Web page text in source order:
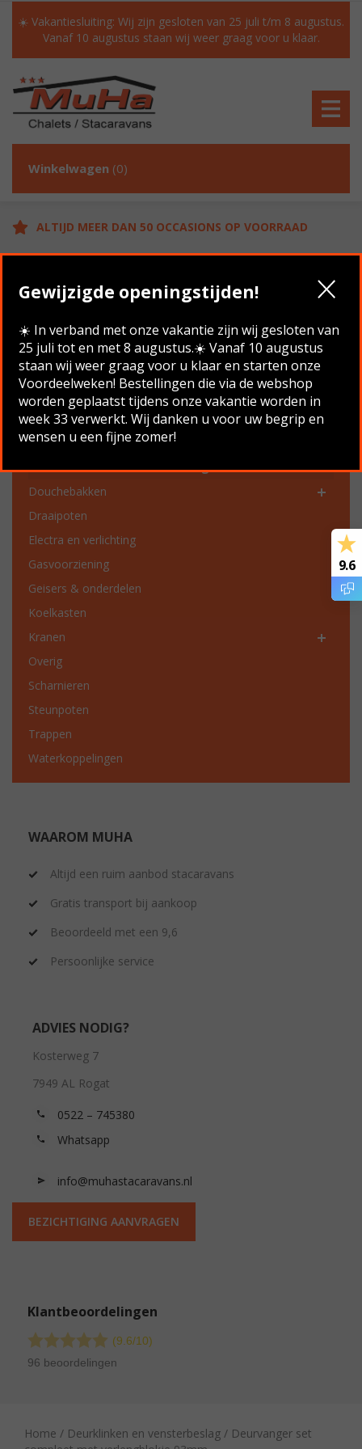
☀️ Vakantiesluiting: Wij zijn gesloten van 25 juli t/m 8 augustus.
Vanaf 10 augustus staan wij weer graag voor u klaar.
Winkelwagen (0)
ALTIJD MEER DAN 50 OCCASIONS OP VOORRAAD
GRATIS TRANSPORT IN NL BIJ AANKOOP
KLANTEN BEOORDELEN ONS MET EEN 9.6/10
Productcategorieën
Chassis onderdelen
Dakgoten en dakgoot onderdelen
Dakluiken en ventilatie
Deurklinken en vensterbeslag
Douchebakken
Draaipoten
Electra en verlichting
Gasvoorziening
Geisers & onderdelen
Koelkasten
Kranen
Overig
Scharnieren
Steunpoten
Trappen
Waterkoppelingen
WAAROM MUHA
Altijd een ruim aanbod stacaravans
Gratis transport bij aankoop
Beoordeeld met een 9,6
Persoonlijke service
ADVIES NODIG?
Kosterweg 7
7949 AL Rogat
0522 – 745380
Whatsapp
info@muhastacaravans.nl
BEZICHTIGING AANVRAGEN
Klantbeoordelingen
(9.6/10)
96 beoordelingen
Home / Deurklinken en vensterbeslag / Deurvanger set
Gewijzigde openingstijden!
☀️ In verband met onze vakantie zijn wij gesloten van
25 juli tot en met 8 augustus.☀️ Vanaf 10 augustus
staan wij weer graag voor u klaar en starten onze
Voordeelweken! Bestellingen die via de webshop
worden geplaatst tijdens onze vakantie worden in
week 33 verwerkt. Wij danken u voor uw begrip en
wensen u een fijne zomer!
9.6